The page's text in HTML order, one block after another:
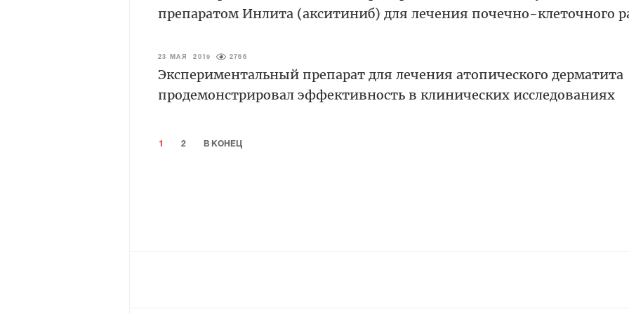
препаратом Инлита (акситиниб) для лечения почечно-клеточного
23 МАЯ 2019 2766
Экспериментальный препарат для лечения атопического дерматита
продемонстрировал эффективность в клинических исследованиях
1 2 В КОНЕЦ